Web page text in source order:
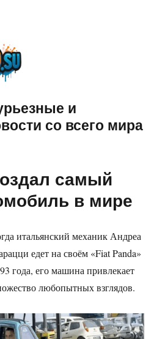
и
со всего мира
самый
в мире
итальянский механик Андреа
едет на своём «Fiat Panda»
года, его машина привлекает
любопытных взглядов.